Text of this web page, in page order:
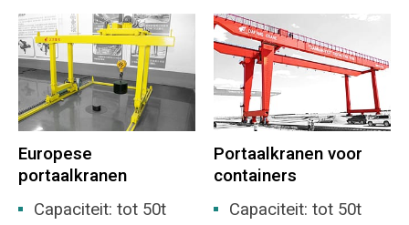
Europese
portaalkranen
Capaciteit: tot 50t
Portaalkranen voor
containers
Capaciteit: tot 50t